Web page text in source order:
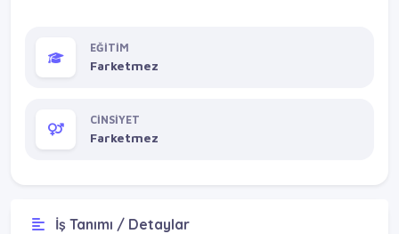
EĞİTİM
Farketmez
CİNSİYET
Farketmez
İş Tanımı / Detaylar